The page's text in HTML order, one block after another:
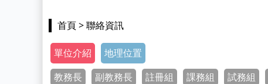
首頁 > 聯絡資訊
單位介紹 地理位置
教務長 副教務長 註冊組 課務組 試務組